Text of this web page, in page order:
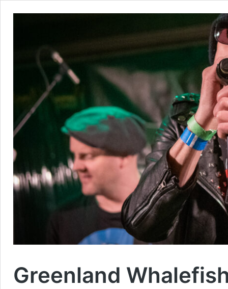
Greenland